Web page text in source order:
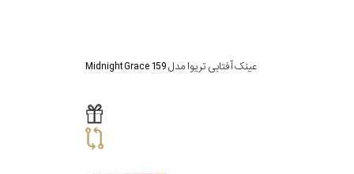
عینک آفتابی تریوا مدل Midnight Grace 159